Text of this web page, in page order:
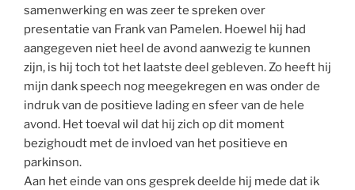
samenwerking en was zeer te spreken over
presentatie van Frank van Pamelen. Hoewel hij had
aangegeven niet heel de avond aanwezig te kunnen
zijn, is hij toch tot het laatste deel gebleven. Zo heeft hij
mijn dank speech nog meegekregen en was onder de
indruk van de positieve lading en sfeer van de hele
avond. Het toeval wil dat hij zich op dit moment
bezighoudt met de invloed van het positieve en
parkinson.
Aan het einde van ons gesprek deelde hij mede dat ik